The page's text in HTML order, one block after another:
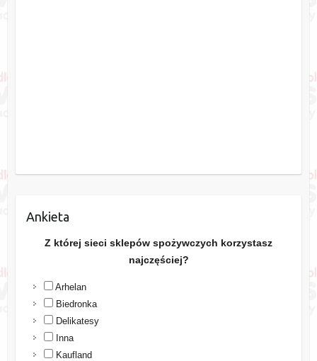
Ankieta
Z której sieci sklepów spożywczych korzystasz
najczęściej?
Arhelan
Biedronka
Delikatesy
Inna
Kaufland